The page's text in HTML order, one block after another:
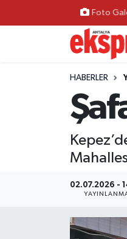
Foto
HABERLER
02.07.2026 -
ÖZEL HABER
GÜNDEM
YEREL GÜNDEM
EKONOMİ
SİYASET
Nöbetçi Eczaneler
Hava Durumu
Trafik Durumu
Süper Lig Puan
Haber Arşivi